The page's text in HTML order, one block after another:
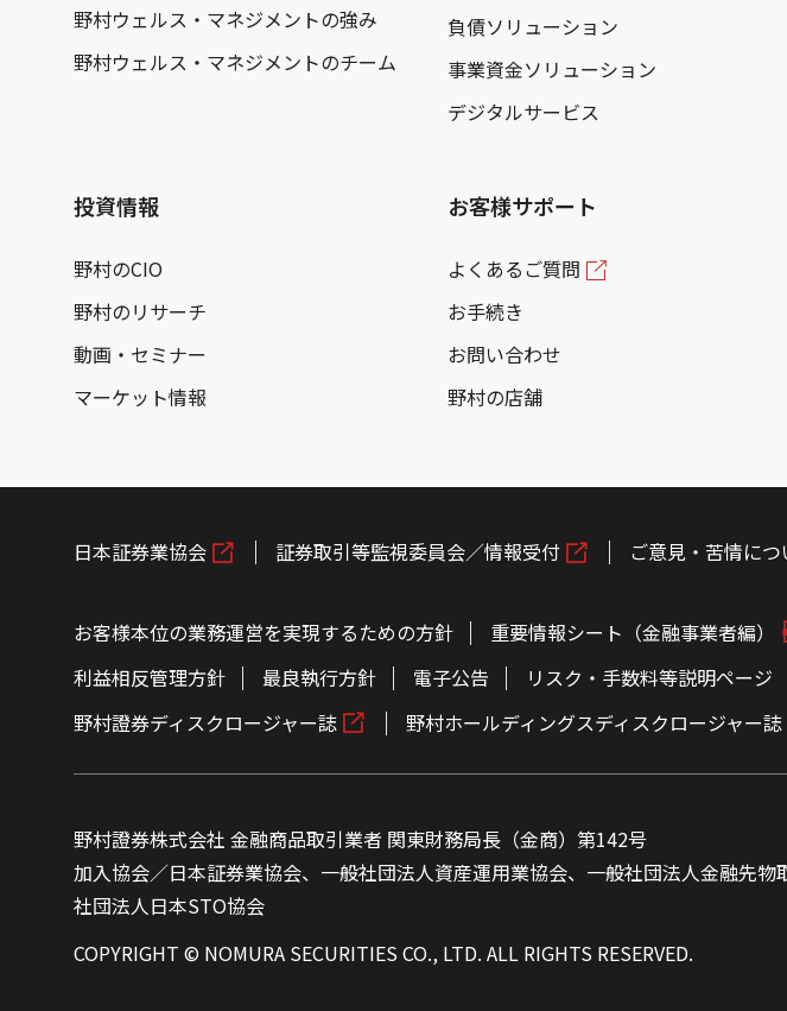
野村ウェルス・マネジメントの強み
野村ウェルス・マネジメントのチーム
負債ソリューション
事業資金ソリューション
デジタルサービス
投資情報
野村のCIO
野村のリサーチ
動画・セミナー
マーケット情報
お客様サポート
よくあるご質問
お手続き
お問い合わせ
野村の店舗
日本証券業協会 証券取引等監視委員会／情報受付 ご意見・苦情につ
お客様本位の業務運営を実現するための方針 重要情報シート（金融事業者編）
利益相反管理方針
最良執行方針 電子公告 リスク・手数料等説明ページ
野村證券ディスクロージャー誌
野村ホールディングスディスクロージャー誌
野村證券株式会社 金融商品取引業者 関東財務局長（金商）第142号
加入協会／日本証券業協会、一般社団法人資産運用業協会、一般社団法人金融先
社団法人日本STO協会
COPYRIGHT © NOMURA SECURITIES CO., LTD. ALL RIGHTS RESERVED.